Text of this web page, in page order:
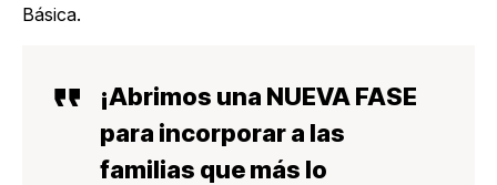
Básica.
¡Abrimos una NUEVA FASE
para incorporar a las
familias que más lo